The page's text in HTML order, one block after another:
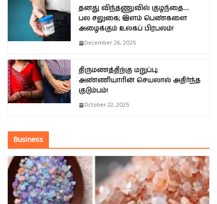
தனது விந்தணுவில் குழந்தை….
பல சலுகை; இளம் பெண்களை
அழைக்கும் உலகப் பிரபலம்!
December 26, 2025
திருமணத்திற்கு மறுப்பு;
அண்ணியாரின் செயலால் அதிர்ந்த
குடும்பம்!
October 22, 2025
Business